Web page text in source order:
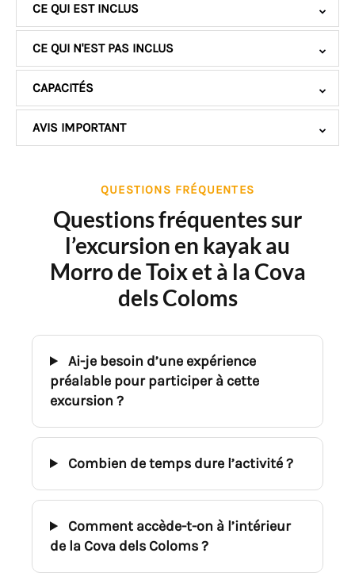
CE QUI EST INCLUS
CE QUI N'EST PAS INCLUS
CAPACITÉS
AVIS IMPORTANT
QUESTIONS FRÉQUENTES
Questions fréquentes sur
l’excursion en kayak au
Morro de Toix et à la Cova
dels Coloms
Ai-je besoin d’une expérience
préalable pour participer à cette
excursion ?
Combien de temps dure l’activité ?
Comment accède-t-on à l’intérieur
de la Cova dels Coloms ?